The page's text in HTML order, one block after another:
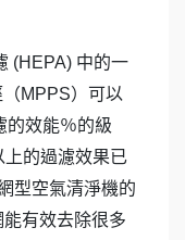
(HEPA) 中的一
MPPS）可以
的效能％的級
的過濾效果已
型空氣清淨機的
有效去除很多